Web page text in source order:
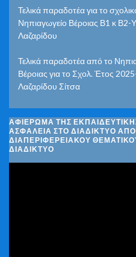
Τελικά παραδοτέα για το
Νηπιαγωγείο Βέροιας Β1 κ
Λαζαρίδου
Τελικά παραδοτέα από το
Βέροιας για το Σχολ. Έτος
Λαζαρίδου Σίτσα
ΑΦΙΈΡΩΜΑ ΤΗΣ
ΑΣΦΆΛΕΙΑ ΣΤΟ ΔΙΑΔΊΚΤΥΟ
ΔΙΑΠΕΡΙΦΕΡΕΙΑΚΟΎ
ΔΙΑΔΊΚΤΥΟ